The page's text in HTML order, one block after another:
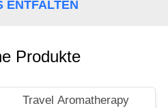
ENTFALTEN
Produkte
Travel Aromatherapy